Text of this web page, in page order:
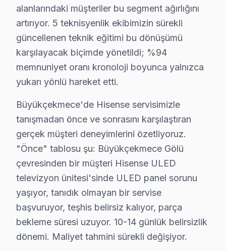
Neden : Yazılım güncellemelerinin düzenli
Fiyat Aralığı (2025): Yazılım sorunları
Etkilenen Model Serisi: A7 ve A9 serileri.
Bu sorunların anlaşılması, kullanıcılar için hem
Hisense Arıza Profili: Yaş Grubu Analizi
19 Mayıs'ta Hisense TV Servisi
19 Mayıs Mahallesi'nde Hisense televizyon
Ahmediye'de Hisense TV Servisi
Ahmediye Mahallesi'ndeki Hisense televizyon
Alkent 2000'de Hisense TV Servisi
Alkent 2000 Mahallesi sakinleri, Hisense ekran
Atatürk'te Hisense TV Servisi
Atatürk Mahallesi'nde Hisense televizyon
alanlarındaki müşteriler bu segment ağırlığını
artırıyor. 5 teknisyenlik ekibimizin sürekli
güncellenen teknik eğitimi bu dönüşümü
karşılayacak biçimde yönetildi; %94
memnuniyet oranı kronoloji boyunca yalnızca
yukarı yönlü hareket etti.
Büyükçekmece'de Hisense servisimizle
tanışmadan önce ve sonrasını karşılaştıran
gerçek müşteri deneyimlerini özetliyoruz.
"Önce" tablosu şu: Büyükçekmece Gölü
çevresinden bir müşteri Hisense ULED
televizyon ünitesi'sinde ULED panel sorunu
yaşıyor, tanıdık olmayan bir servise
başvuruyor, teşhis belirsiz kalıyor, parça
bekleme süresi uzuyor. 10-14 günlük belirsizlik
dönemi. Maliyet tahmini sürekli değişiyor.